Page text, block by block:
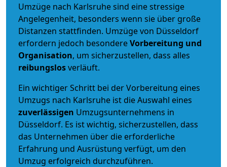
Umzüge nach Karlsruhe sind eine stressige
Angelegenheit, besonders wenn sie über große
Distanzen stattfinden. Umzüge von Düsseldorf
erfordern jedoch besondereVorbereitung und
Organisation, um sicherzustellen, dass alles
reibungslosverläuft.
Ein wichtiger Schritt bei der Vorbereitung eines
Umzugs nach Karlsruhe ist die Auswahl eines
zuverlässigen Umzugsunternehmens in
Düsseldorf. Es ist wichtig, sicherzustellen, dass
das Unternehmen über die erforderliche
Erfahrung und Ausrüstung verfügt, um den
Umzug erfolgreich durchzuführen.